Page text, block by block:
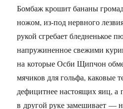
Бомбаж крошит бананы
ножом, из-под нервного
рукой сгребает бледненькое
напружиненное свежими
на которые Осби Щипчон
мячиков для гольфа, каковые
дефицитнее настоящих яиц, а
в другой руке замешивает —